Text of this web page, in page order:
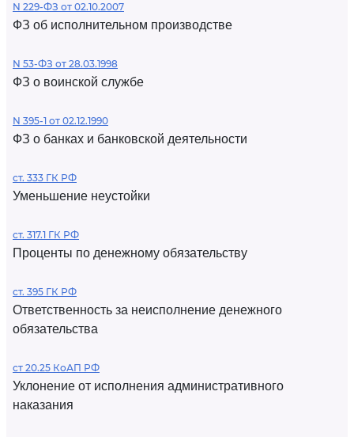
N 229-ФЗ от 02.10.2007
ФЗ об исполнительном производстве
N 53-ФЗ от 28.03.1998
ФЗ о воинской службе
N 395-1 от 02.12.1990
ФЗ о банках и банковской деятельности
ст. 333 ГК РФ
Уменьшение неустойки
ст. 317.1 ГК РФ
Проценты по денежному обязательству
ст. 395 ГК РФ
Ответственность за неисполнение денежного
обязательства
ст 20.25 КоАП РФ
Уклонение от исполнения административного
наказания